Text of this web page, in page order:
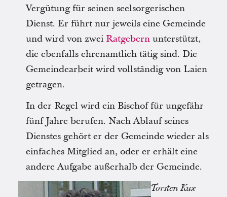
Vergütung für seinen seelsorgerischen
Dienst. Er führt nur jeweils eine Gemeinde
und wird von zwei Ratgebernunterstützt,
die ebenfalls ehrenamtlich tätig sind. Die
Gemeindearbeit wird vollständig von Laien
getragen.
In der Regel wird ein Bischof für ungefähr
fünf Jahre berufen. Nach Ablauf seines
Dienstes gehört er der Gemeinde wieder als
einfaches Mitglied an, oder er erhält eine
andere Aufgabe außerhalb der Gemeinde.
Torsten Kux